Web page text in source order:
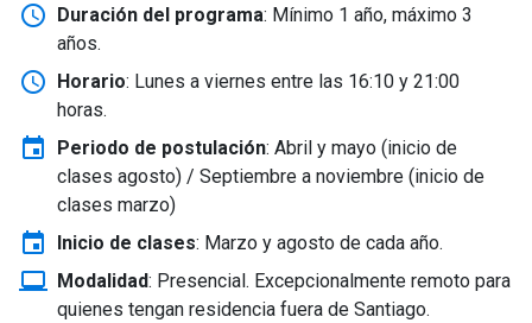
schedule Duración del programa: Mínimo 1 año, máximo 3
años.
schedule Horario: Lunes a viernes entre las 16:10 y 21:00
horas.
event Periodo de postulación: Abril y mayo (inicio de
clases agosto) / Septiembre a noviembre (inicio de
clases marzo)
event Inicio de clases: Marzo y agosto de cada año.
laptop_windows Modalidad: Presencial. Excepcionalmente remoto para
quienes tengan residencia fuera de Santiago.